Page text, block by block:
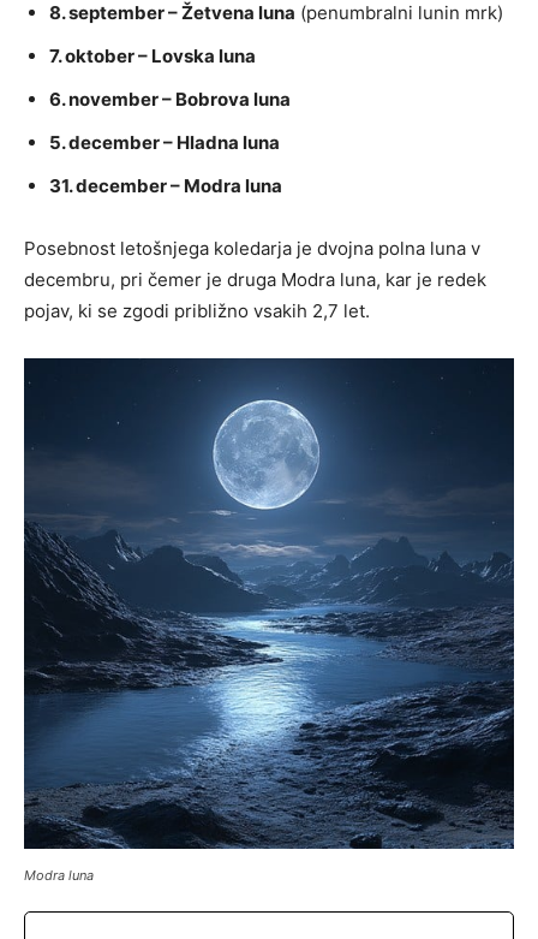
8. september – Žetvena luna (penumbralni lunin mrk)
7. oktober – Lovska luna
6. november – Bobrova luna
5. december – Hladna luna
31. december – Modra luna
Posebnost letošnjega koledarja je dvojna polna luna v
decembru, pri čemer je druga Modra luna, kar je redek
pojav, ki se zgodi približno vsakih 2,7 let.
Modra luna